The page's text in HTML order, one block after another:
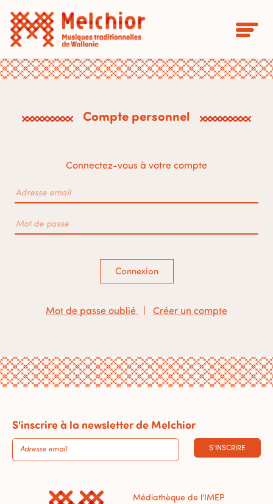
Compte personnel
Connectez-vous à votre compte
Connexion
Mot de passe oublié Créer un compte
S'inscrire à la newsletter de Melchior
S'INSCRIRE
Médiathèque de l'IMEP